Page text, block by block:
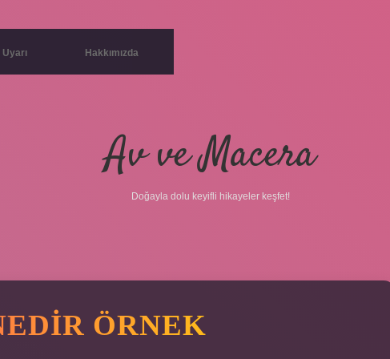
Hakkımızda
Av ve Macera
Doğayla dolu keyifli hikayeler keşfet!
ÖRNEK